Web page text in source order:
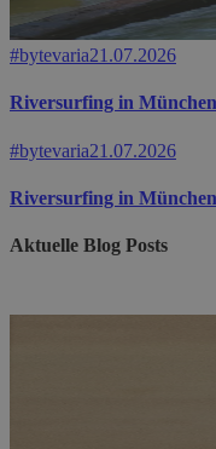
#bytevaria21.07.2026
Riversurfing in
#bytevaria21.07.2026
Riversurfing in
Aktuelle Blog Posts